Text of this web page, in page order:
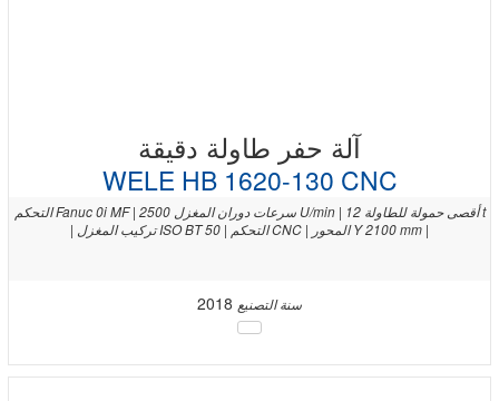
آلة حفر طاولة دقيقة
WELE HB 1620-130 CNC
التحكم Fanuc 0i MF | سرعات دوران المغزل 2500 U/min | أقصى حمولة للطاولة 12 t
| تركيب المغزل ISO BT 50 | التحكم CNC | المحور Y 2100 mm |
سنة التصنيع